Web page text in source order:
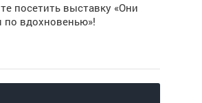
посетить выставку «Они
по вдохновенью»!